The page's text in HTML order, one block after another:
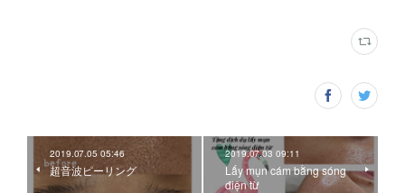
2019.07.05 05:46
超音波ピーリング
2019.07.03 09:11
Lấy mụn cám bằng sóng
điện từ